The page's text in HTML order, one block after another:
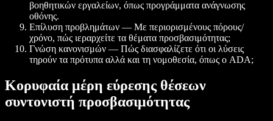
βοηθητικών εργαλείων, όπως προγράμματα ανάγνωσης
οθόνης.
Επίλυση προβλημάτων — Με περιορισμένους πόρους/
χρόνο, πώς ιεραρχείτε τα θέματα προσβασιμότητας;
Γνώση κανονισμών — Πώς διασφαλίζετε ότι οι λύσεις
τηρούν τα πρότυπα αλλά και τη νομοθεσία, όπως ο ADA;
Κορυφαία μέρη εύρεσης θέσεων
συντονιστή προσβασιμότητας